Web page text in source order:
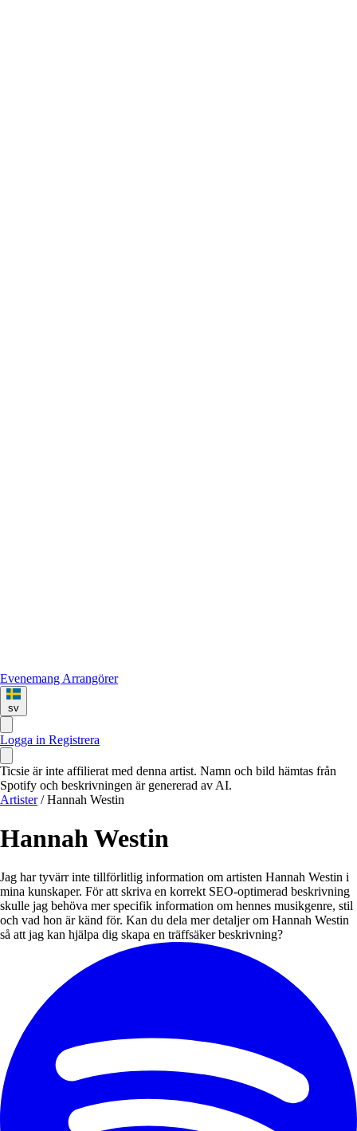
Evenemang Arrangörer
sv
Logga in Registrera
Ticsie är inte affilierat med denna artist. Namn och bild hämtas från
Spotify och beskrivningen är genererad av AI.
Artister / Hannah Westin
Hannah Westin
Jag har tyvärr inte tillförlitlig information om artisten Hannah Westin i
mina kunskaper. För att skriva en korrekt SEO-optimerad beskrivning
skulle jag behöva mer specifik information om hennes musikgenre, stil
och vad hon är känd för. Kan du dela mer detaljer om Hannah Westin
så att jag kan hjälpa dig skapa en träffsäker beskrivning?